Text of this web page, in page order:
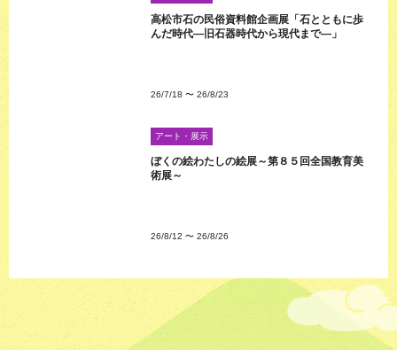
高松市石の民俗資料館企画展「石とともに歩
んだ時代―旧石器時代から現代まで―」
26/7/18 〜 26/8/23
アート・展示
ぼくの絵わたしの絵展～第８５回全国教育美
術展～
26/8/12 〜 26/8/26